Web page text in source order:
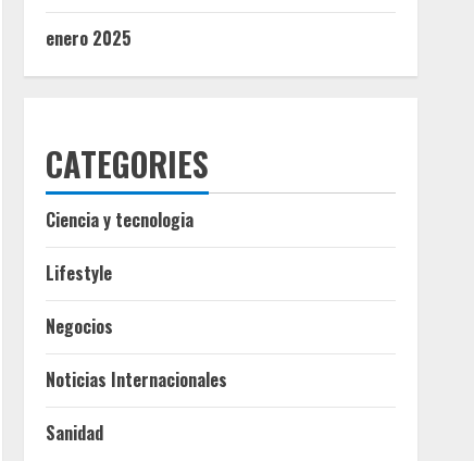
enero 2025
CATEGORIES
Ciencia y tecnologia
Lifestyle
Negocios
Noticias Internacionales
Sanidad